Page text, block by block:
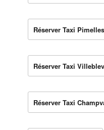
Réserver Taxi Pimelles
Réserver Taxi
Réserver Taxi